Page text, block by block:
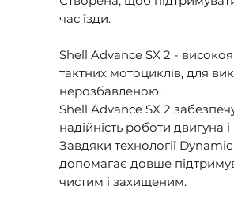
час їзди.
Shell Advance SX 2 -
тактних мотоциклів, для
нерозбавленою.
Shell Advance SX 2
надійність роботи двигуна
Завдяки технології
допомагає довше
чистим і захищеним.